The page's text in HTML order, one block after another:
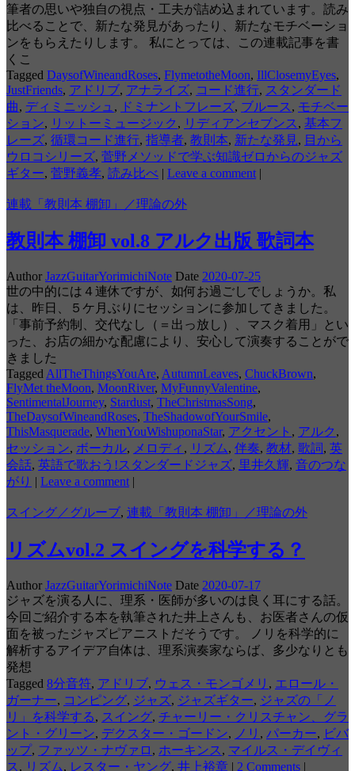
筆者の思いや独自の視点・工夫が詰め込まれています。読み
比べることで、新たな発見があったり、新たなモチベーショ
ンをもらえたりします。 私にとっては、この連載記事を書
くこ
Tagged DaysofWineandRoses, FlymetotheMoon, IllClosemyEyes,
JustFriends, アドリブ, アナライズ, コード進行, スタンダード
曲, ディミニッシュ , ドミナントフレーズ, ブルース , モチベー
ション, リットーミュージック , リディアンセブンス , 基本フ
レーズ, 循環コード進行, 指導者, 教則本, 新たな発見, 目から
ウロコシリーズ, 菅野メソッドで学ぶ知識ゼロからのジャズ
ギター, 菅野義孝, 読み比べ | Leave a comment |
連載「教則本 棚卸」／理論の外
教則本 棚卸 vol.8 アルク出版 歌詞本
Author JazzGuitarYorimichiNote Date 2020-07-25
世の中的には４連休ですが、如何お過ごしでしょうか。私
は、昨日、５ケ月ぶりにセッションに参加してきました。
「事前予約制、交代なし（＝出っ放し）、マスク着用」とい
った、お店の細かな配慮により、安心して演奏することがで
きました
Tagged AllTheThingsYouAre, AutumnLeaves, ChuckBrown,
FlyMet theMoon, MoonRiver, MyFunnyValentine,
SentimentalJourney, Stardust, TheChristmasSong,
TheDaysofWineandRoses, TheShadowofYourSmile,
ThisMasquerade, WhenYouWishuponaStar, アクセント , アルク ,
セッション, ボーカル, メロディ , リズム, 伴奏, 教材, 歌詞, 英
会話, 英語で歌おう!スタンダードジャズ, 里井久輝, 音のつな
がり | Leave a comment |
スイング／グルーブ, 連載「教則本 棚卸」／理論の外
リズムvol.2 スイングを科学する？
Author JazzGuitarYorimichiNote Date 2020-07-17
ジャズを演る人に、理系・医師が多いのは良く耳にする話。
今回ご紹介する本を執筆された井上さんも、お医者さんの仮
面を被ったジャズピアニストだそうです。 ノリを科学的に
解析するアイデア自体は、理系演奏家ならば、多少なりとも
発想
Tagged 8分音符, アドリブ, ウェス・モンゴメリ , エロール・
ガーナー, コンピング, ジャズ, ジャズギター, ジャズの「ノ
リ」を科学する, スイング, チャーリー・クリスチャン、グラ
ント・グリーン, デクスター・ゴードン, ノリ , パーカー, ビバ
ップ, ファッツ・ナヴァロ , ホーキンス , マイルス・デイヴィ
ス , リズム, レスター・ヤング, 井上裕章 | 2 Comments |